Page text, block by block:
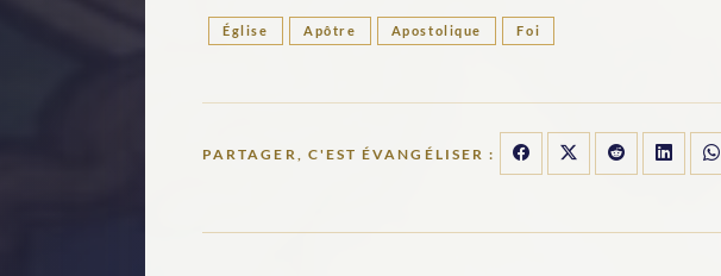
Église Apôtre Apostolique Foi
PARTAGER, C'EST ÉVANGÉLISER :